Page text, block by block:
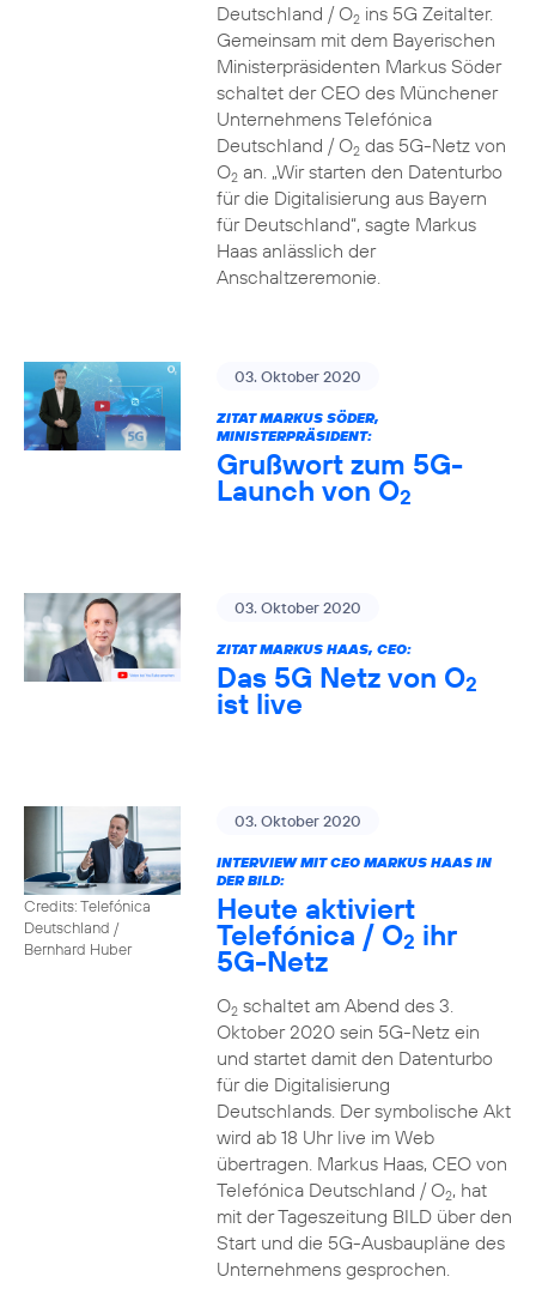
Deutschland / O2ins 5G Zeitalter.
Gemeinsam mit dem Bayerischen
Ministerpräsidenten Markus Söder
schaltet der CEO des Münchener
Unternehmens Telefónica
Deutschland / O2das 5G-Netz von
O2an. „Wir starten den Datenturbo
für die Digitalisierung aus Bayern
für Deutschland“, sagte Markus
Haas anlässlich der
Anschaltzeremonie.
03. Oktober 2020
ZITAT MARKUS SÖDER,
MINISTERPRÄSIDENT:
Grußwort zum 5G-
Launch von O2
03. Oktober 2020
ZITAT MARKUS HAAS, CEO:
Das 5G Netz von O2
ist live
Credits: Telefónica
Deutschland /
Bernhard Huber
03. Oktober 2020
INTERVIEW MIT CEO MARKUS HAAS IN
DER BILD:
Heute aktiviert
Telefónica / O2 ihr
5G-Netz
O2schaltet am Abend des 3.
Oktober 2020 sein 5G-Netz ein
und startet damit den Datenturbo
für die Digitalisierung
Deutschlands. Der symbolische Akt
wird ab 18 Uhr live im Web
übertragen. Markus Haas, CEO von
Telefónica Deutschland / O2, hat
mit der Tageszeitung BILD über den
Start und die 5G-Ausbaupläne des
Unternehmens gesprochen.